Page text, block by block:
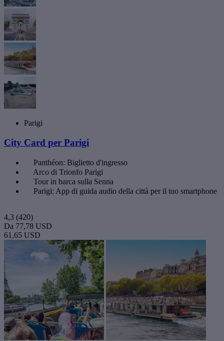
Parigi
City Card per Parigi
Panthéon: Biglietto d'ingresso
Arco di Trionfo Parigi
Tour in barca sulla Senna
Parigi: App di guida audio della città per il tuo smartphone
4,3 (420)
Da 77,78 USD
61,65 USD